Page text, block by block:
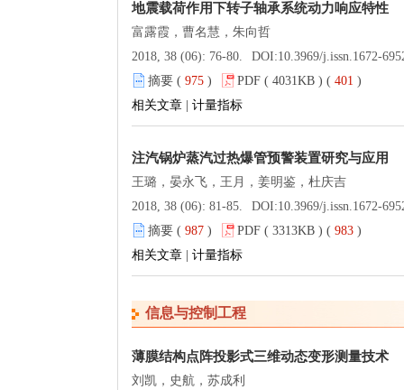
地震载荷作用下转子轴承系统动力响应特性
富露霞，曹名慧，朱向哲
2018, 38 (06): 76-80.
DOI:10.3969/j.issn.1672-
摘要 ( 975 ) PDF ( 4031KB ) ( 401 )
相关文章
计量指标
注汽锅炉蒸汽过热爆管预警装置研究与应用
王璐，晏永飞，王月，姜明鉴，杜庆吉
2018, 38 (06): 81-85.
DOI:10.3969/j.issn.1672-
摘要 ( 987 ) PDF ( 3313KB ) ( 983 )
相关文章
计量指标
信息与控制工程
薄膜结构点阵投影式三维动态变形测量技术
刘凯，史航，苏成利